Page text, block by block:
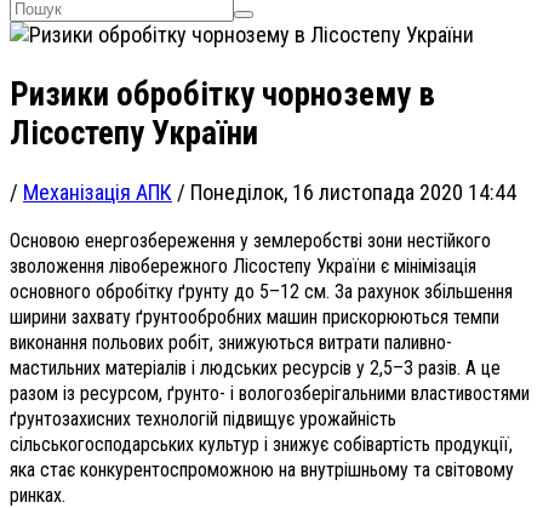
Ризики обробітку чорнозему в
Лісостепу України
/ Механізація АПК / Понеділок, 16 листопада 2020 14:44
Основою енергозбереження у землеробстві зони нестійкого
зволоження лівобережного Лісостепу України є мінімізація
основного обробітку ґрунту до 5–12 см. За рахунок збільшення
ширини захвату ґрунтообробних машин прискорюються темпи
виконання польових робіт, знижуються витрати паливно-
мастильних матеріалів і людських ресурсів у 2,5–3 разів. А це
разом із ресурсом, ґрунто- і вологозберігальними властивостями
ґрунтозахисних технологій підвищує урожайність
сільськогосподарських культур і знижує собівартість продукції,
яка стає конкурентоспроможною на внутрішньому та світовому
ринках.